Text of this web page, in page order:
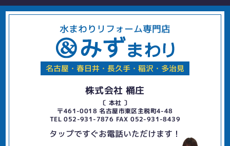
水まわりリフォーム専門店
名古屋・春日井・長久手・稲沢・多治見
株式会社 桶庄
〔 本社 〕
〒461-0018 名古屋市東区主税町4-48
TEL 052-931-7876 FAX 052-931-8439
タップですぐお電話いただけます！